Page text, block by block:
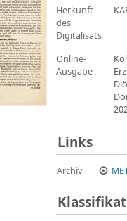
Herkunft
des
Digitalisats
Online-
Ausgabe
Links
Archiv